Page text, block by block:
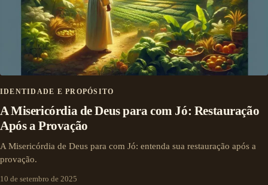
IDENTIDADE E PROPÓSITO
A Misericórdia de Deus para com Jó: Restauração
Após a Provação
A Misericórdia de Deus para com Jó: entenda sua restauração após a
provação.
10 de setembro de 2025